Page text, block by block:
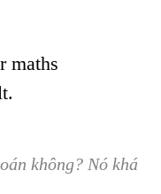
maths
không? Nó khá